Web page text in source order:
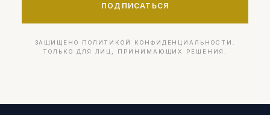
ПОДПИСАТЬСЯ
ЗАЩИЩЕНО ПОЛИТИКОЙ КОНФИДЕНЦИАЛЬНОСТИ.
ТОЛЬКО ДЛЯ ЛИЦ, ПРИНИМАЮЩИХ РЕШЕНИЯ.